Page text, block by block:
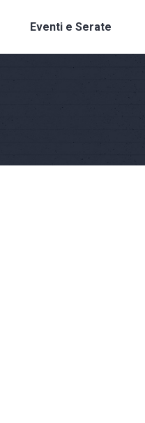
Eventi e Serate